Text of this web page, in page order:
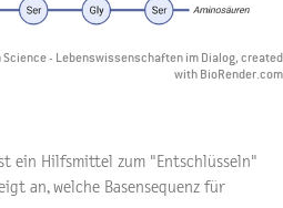
Science - Lebenswissenschaften im Dialog, created
with BioRender.com
ein Hilfsmittel zum "Entschlüsseln"
an, welche Basensequenz für